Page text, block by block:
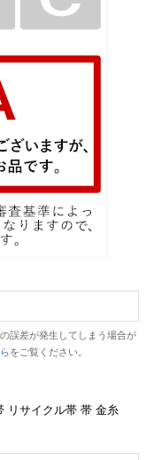
誤差が発生してしまう場合が
をご覧ください。
リサイクル帯 帯 金糸